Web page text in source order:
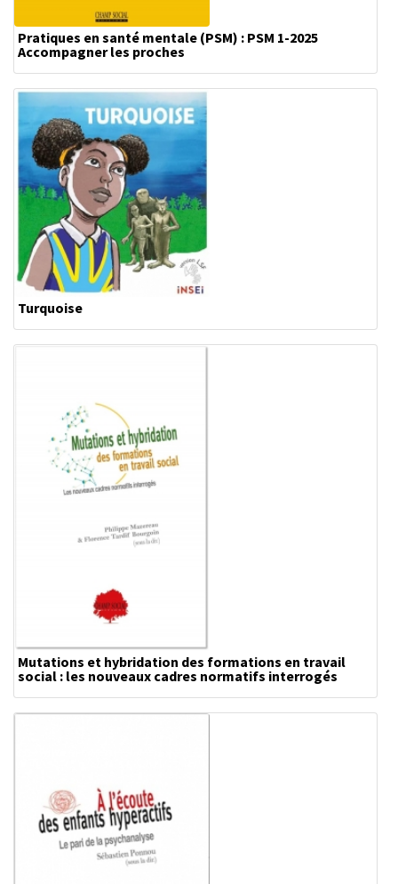
Pratiques en santé mentale (PSM) : PSM 1-2025
Accompagner les proches
Turquoise
Mutations et hybridation des formations en travail
social : les nouveaux cadres normatifs interrogés